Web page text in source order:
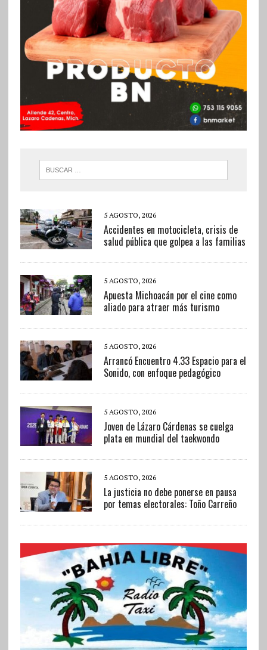
5 AGOSTO, 2026
Accidentes en motocicleta, crisis de
salud pública que golpea a las familias
5 AGOSTO, 2026
Apuesta Michoacán por el cine como
aliado para atraer más turismo
5 AGOSTO, 2026
Arrancó Encuentro 4.33 Espacio para el
Sonido, con enfoque pedagógico
5 AGOSTO, 2026
Joven de Lázaro Cárdenas se cuelga
plata en mundial del taekwondo
5 AGOSTO, 2026
La justicia no debe ponerse en pausa
por temas electorales: Toño Carreño